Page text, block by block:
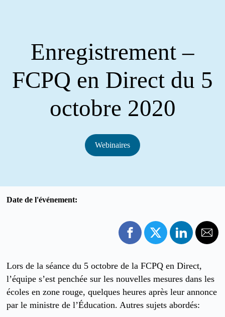
Enregistrement –
FCPQ en Direct du 5
octobre 2020
Webinaires
Date de l'événement:
Lors de la séance du 5 octobre de la FCPQ en Direct,
l’équipe s’est penchée sur les nouvelles mesures dans les
écoles en zone rouge, quelques heures après leur annonce
par le ministre de l’Éducation. Autres sujets abordés: